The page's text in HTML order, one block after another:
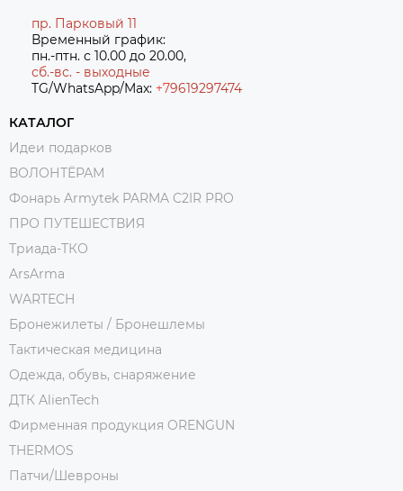
пр. Парковый 11
Временный график:
пн.-птн. с 10.00 до 20.00,
сб.-вс. - выходные
TG/WhatsApp/Max: +79619297474
КАТАЛОГ
Идеи подарков
ВОЛОНТЁРАМ
Фонарь Armytek PARMA C2IR PRO
ПРО ПУТЕШЕСТВИЯ
Триада-ТКО
ArsArma
WARTECH
Бронежилеты / Бронешлемы
Тактическая медицина
Одежда, обувь, снаряжение
ДТК AlienTech
Фирменная продукция ORENGUN
THERMOS
Патчи/Шевроны